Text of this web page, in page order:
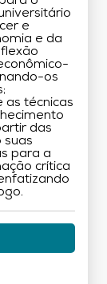
e
e da
os
as técnicas
das
suas
para a
crítica